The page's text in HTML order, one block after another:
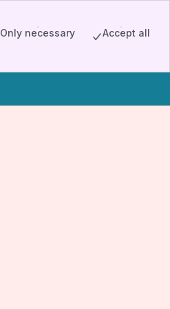
Only necessary Accept all